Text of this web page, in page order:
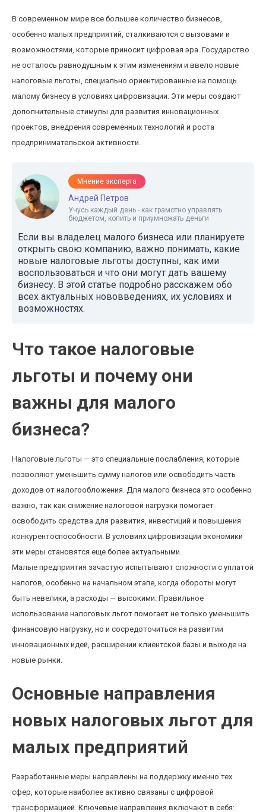
В современном мире все большее количество бизнесов,
особенно малых предприятий, сталкиваются с вызовами и
возможностями, которые приносит цифровая эра. Государство
не осталось равнодушным к этим изменениям и ввело новые
налоговые льготы, специально ориентированные на помощь
малому бизнесу в условиях цифровизации. Эти меры создают
дополнительные стимулы для развития инновационных
проектов, внедрения современных технологий и роста
предпринимательской активности.
Мнение эксперта
Андрей Петров
Учусь каждый день - как грамотно управлять
бюджетом, копить и приумножать деньги
Если вы владелец малого бизнеса или планируете
открыть свою компанию, важно понимать, какие
новые налоговые льготы доступны, как ими
воспользоваться и что они могут дать вашему
бизнесу. В этой статье подробно расскажем обо
всех актуальных нововведениях, их условиях и
возможностях.
Что такое налоговые
льготы и почему они
важны для малого
бизнеса?
Налоговые льготы — это специальные послабления, которые
позволяют уменьшить сумму налогов или освободить часть
доходов от налогообложения. Для малого бизнеса это особенно
важно, так как снижение налоговой нагрузки помогает
освободить средства для развития, инвестиций и повышения
конкурентоспособности. В условиях цифровизации экономики
эти меры становятся еще более актуальными.
Малые предприятия зачастую испытывают сложности с уплатой
налогов, особенно на начальном этапе, когда обороты могут
быть невелики, а расходы — высокими. Правильное
использование налоговых льгот помогает не только уменьшить
финансовую нагрузку, но и сосредоточиться на развитии
инновационных идей, расширении клиентской базы и выходе на
новые рынки.
Основные направления
новых налоговых льгот для
малых предприятий
Разработанные меры направлены на поддержку именно тех
сфер, которые наиболее активно связаны с цифровой
трансформацией. Ключевые направления включают в себя: